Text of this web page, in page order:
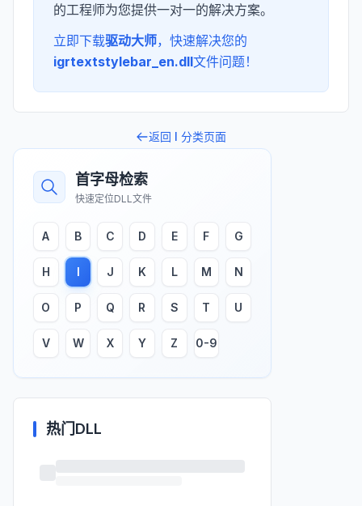
的工程师为您提供一对一的解决方案。
立即下载驱动大师，快速解决您的
igrtextstylebar_en.dll文件问题！
返回 I 分类页面
首字母检索
快速定位DLL文件
A B C D E F G
H I J K L M N
O P Q R S T U
V W X Y Z 0-9
热门DLL